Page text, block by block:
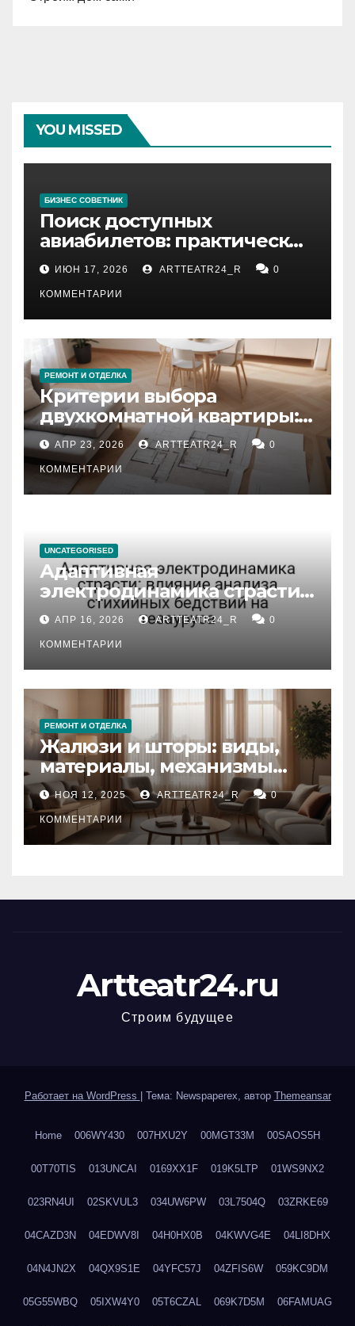
YOU MISSED
БИЗНЕС СОВЕТНИК
Поиск доступных
авиабилетов: практические
рекомендации
ИЮН 17, 2026 ARTTEATR24_R 0
КОММЕНТАРИИ
РЕМОНТ И ОТДЕЛКА
Критерии выбора
двухкомнатной квартиры:
планировка, площадь,
состояние и документация
АПР 23, 2026 ARTTEATR24_R 0
КОММЕНТАРИИ
UNCATEGORISED
Адаптивная
электродинамика страсти:
влияние анализа
стихийных бедствий на
тезауруса
АПР 16, 2026 ARTTEATR24_R 0
КОММЕНТАРИИ
РЕМОНТ И ОТДЕЛКА
Жалюзи и шторы: виды,
материалы, механизмы
управления и уход
НОЯ 12, 2025 ARTTEATR24_R 0
КОММЕНТАРИИ
Artteatr24.ru
Строим будущее
Работает на WordPress Тема: Newspaperex, автор Themeansar
Home 006WY430 007HXU2Y 00MGT33M 00SAOS5H
00T70TIS 013UNCAI 0169XX1F 019K5LTP 01WS9NX2
023RN4UI 02SKVUL3 034UW6PW 03L7504Q 03ZRKE69
04CAZD3N 04EDWV8I 04H0HX0B 04KWVG4E 04LI8DHX
04N4JN2X 04QX9S1E 04YFC57J 04ZFIS6W 059KC9DM
05G55WBQ 05IXW4Y0 05T6CZAL 069K7D5M 06FAMUAG